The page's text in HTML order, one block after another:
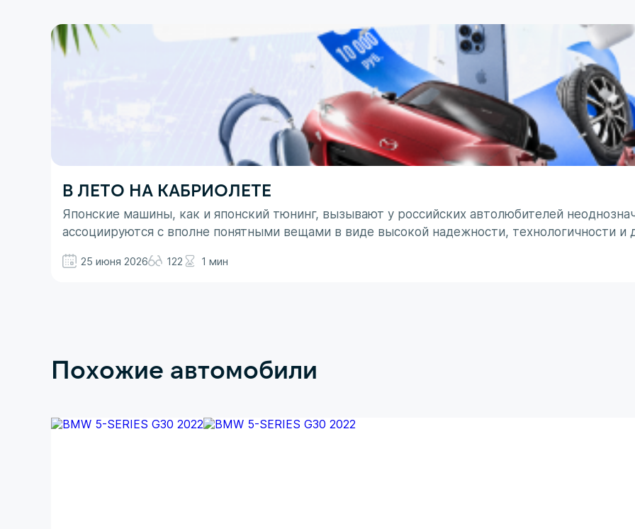
В ЛЕТО НА КАБРИОЛЕТЕ
Японские машины, как и японский тюнинг, вызывают у российских автолюбителей
ассоциируются с вполне понятными вещами в виде высокой надежности, технологичности
25 июня 2026 122 1 мин
Похожие автомобили